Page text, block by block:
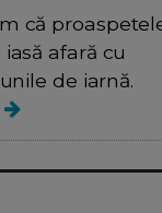
că
afară cu
de iarnă.